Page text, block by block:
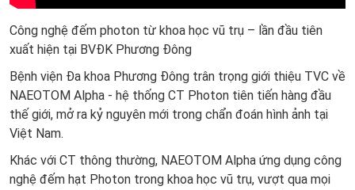
Công nghệ đếm photon từ khoa học vũ trụ – lần đầu tiên
xuất hiện tại BVĐK Phương Đông
Bệnh viện Đa khoa Phương Đông trân trọng giới thiệu TVC về
NAEOTOM Alpha - hệ thống CT Photon tiên tiến hàng đầu
thế giới, mở ra kỷ nguyên mới trong chẩn đoán hình ảnh tại
Việt Nam.
Khác với CT thông thường, NAEOTOM Alpha ứng dụng công
nghệ đếm hạt Photon trong khoa học vũ trụ, vượt qua mọi